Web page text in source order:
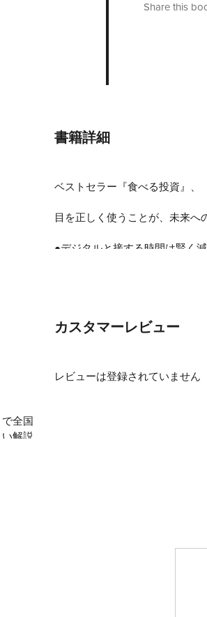
Share this
書籍詳細
ベストセラー『食べる投資』、
目を正しく使うことが、未来へ
●デジタルと接する時間は賢く減
●目の寿命は70歳、延ばせるか
●「緑色を視る」と目が良くなる
り、リモートワークを推進され
しかし、注目されていないが
本書では、予約がとれない目
全国
解説
信
イテ
い
カスタマーレビュー
レビューは登録されていません